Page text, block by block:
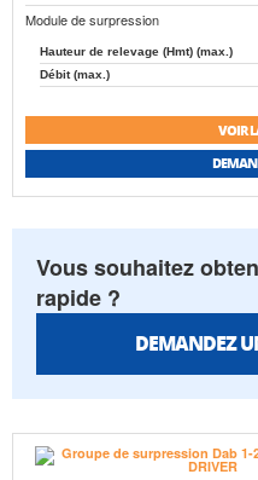
Module de surpression
Hauteur de relevage (Hmt) (max.)
Débit (max.)
VOIR
Vous souhaitez
rapide ?
DEMANDEZ